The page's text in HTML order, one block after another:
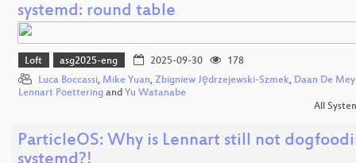
systemd: round table
Loft asg2025-eng 2025-09-30
178
Luca Boccassi, Mike Yuan, Zbigniew Jędrzejewski-Szmek, Daan De
Lennart Poettering and Yu Watanabe
All
ParticleOS: Why is Lennart still not